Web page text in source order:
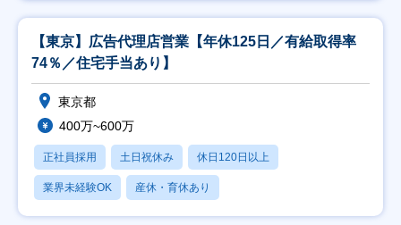
【東京】広告代理店営業【年休125日／有給取得率
74％／住宅手当あり】
東京都
400万~600万
正社員採用 土日祝休み 休日120日以上
業界未経験OK 産休・育休あり